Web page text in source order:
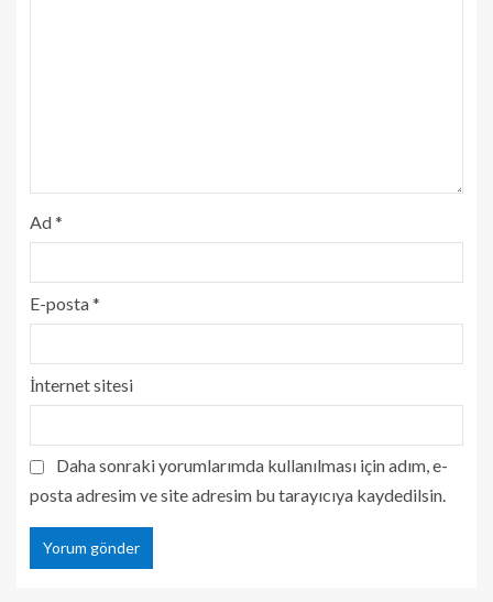
Ad*
E-posta*
İnternet sitesi
Daha sonraki yorumlarımda kullanılması için adım, e-
posta adresim ve site adresim bu tarayıcıya kaydedilsin.